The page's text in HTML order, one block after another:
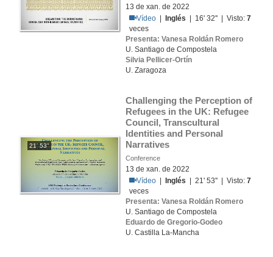
13 de xan. de 2022
Vídeo
Inglés | 16' 32'' | Visto:7
veces
Presenta: Vanesa Roldán Romero
U. Santiago de Compostela
Silvia Pellicer-Ortín
U. Zaragoza
21' 53''
Challenging the Perception of
Refugees in the UK: Refugee
Council, Transcultural
Identities and Personal
Narratives
Conference
13 de xan. de 2022
Vídeo
Inglés | 21' 53'' | Visto:7
veces
Presenta: Vanesa Roldán Romero
U. Santiago de Compostela
Eduardo de Gregorio-Godeo
U. Castilla La-Mancha